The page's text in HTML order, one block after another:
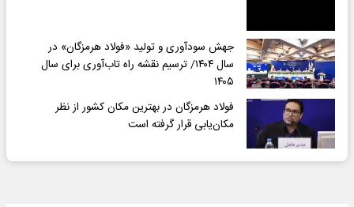
جهش سودآوری و تولید «فولاد هرمزگان» در
سال ۱۴۰۴/ ترسیم نقشه راه تاب‌آوری برای سال
۱۴۰۵
فولاد هرمزگان در بهترین مکان کشور از نظر
مکان‌یابی قرار گرفته است